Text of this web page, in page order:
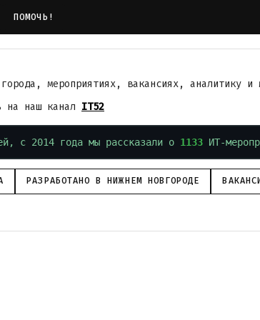
ПОМОЧЬ!
мероприятиях, вакансиях, аналитику и
на наш канал IT52
с 2014 года мы рассказали о 1133 ИТ-
РАЗРАБОТАНО В НИЖНЕМ НОВГОРОДЕ